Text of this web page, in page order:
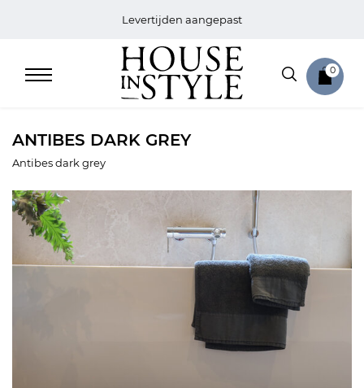
Levertijden aangepast
0
Home
Bed
Sale
ANTIBES DARK GREY
Antibes dark grey